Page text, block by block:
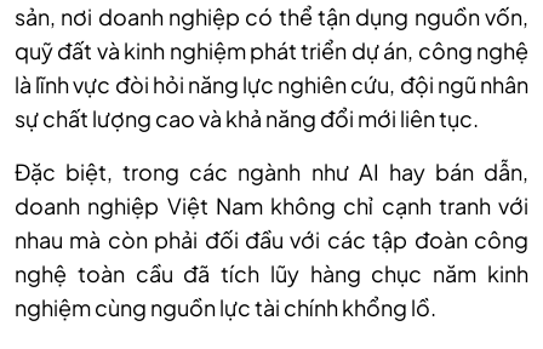
sản, nơi doanh nghiệp có thể tận dụng nguồn vốn,
quỹ đất và kinh nghiệm phát triển dự án, công nghệ
là lĩnh vực đòi hỏi năng lực nghiên cứu, đội ngũ nhân
sự chất lượng cao và khả năng đổi mới liên tục.
Đặc biệt, trong các ngành như AI hay bán dẫn,
doanh nghiệp Việt Nam không chỉ cạnh tranh với
nhau mà còn phải đối đầu với các tập đoàn công
nghệ toàn cầu đã tích lũy hàng chục năm kinh
nghiệm cùng nguồn lực tài chính khổng lồ.